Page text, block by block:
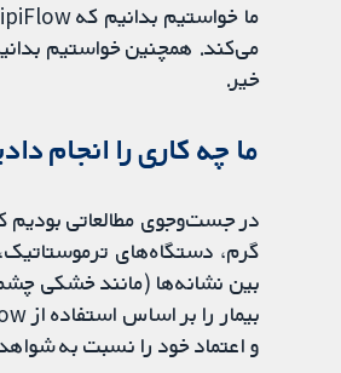
خیر.
ما چه کاری را انجام
گرم، دستگاه‌های
بین نشانه‌ها (مانند خشکی
و اعتماد خود را نسبت به